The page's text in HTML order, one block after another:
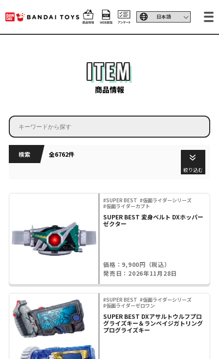
ITEM
商品情報
検索 全6762件
絞り込む
#SUPER BEST #仮面ライダーシリーズ
#仮面ライダーカブト
SUPER BEST 変身ベルト DXホッパー
ゼクター
価格：9,900円（税込）
発売日：2026年11月28日
#SUPER BEST #仮面ライダーシリーズ
#仮面ライダーゼロワン
SUPER BEST DXアサルトウルフプロ
グライズキー＆ランペイジガトリング
プログライズキー